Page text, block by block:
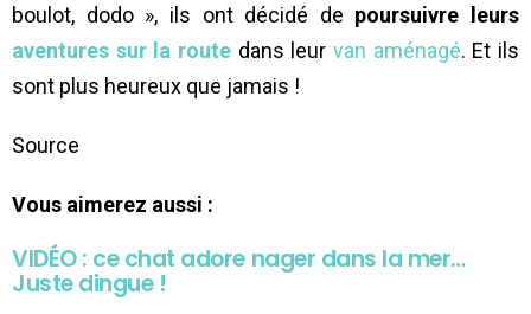
boulot, dodo », ils ont décidé de poursuivre leurs
aventures sur la route dans leur van aménagé. Et ils
sont plus heureux que jamais !
Source
Vous aimerez aussi :
VIDÉO : ce chat adore nager dans la mer…
Juste dingue !